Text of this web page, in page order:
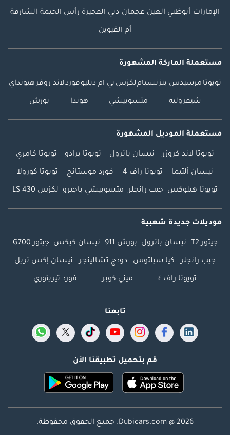
الإمارات أبوظبي العين عجمان دبي الفجيرة رأس الخيمة الشارقة
أم القيوين
مستعملة الماركة المشهورة
تويوتا مرسيدس بنزنسياملكزس بي ام دبليوفوردلاند روفرهيونداي
شيفروليه متسوبيشي هوندا بورش
مستعملة الموديل المشهورة
تويوتا لاند كروزر نيسان باترول تويوتا برادو تويوتا كامري
نيسان ألتيما تويوتا راف 4 فورد موستانج تويوتا كورولا
تويوتا هيلوكس جيب رانجلر متسوبيشي باجيرو لكزس LS 430
موديلات جديدة شعبية
جيتور T2 نيسان باترول بورش 911 نيسان كيكس جيتور G700
جيب رانجلر كيا سيلتوس دودج تشالينجر نيسان إكس تريل
تويوتا راف ٤ ميني كوبر فورد تيريتوري
تابعنا
قم بتحميل تطبيقنا الآن
Dubicars.com @ 2026. جميع الحقوق محفوظة.